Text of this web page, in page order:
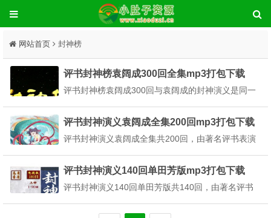
网站首页 封神榜
评书封神榜袁阔成300回全集mp3打包下载
评书封神榜袁阔成300回与袁阔成的封神演义是同一
回全集mp3打包下载。评书青帮三大亨讲述的是姜子
牙辅助周武王推翻商纣王暴虐通知及分封天庭八部三
百六十五位正神的故事。姜子牙一上昆仑山时元始天
尊...
评书封神演义袁阔成全集200回mp3打包下载
评书封神演义袁阔成全集共200回，由著名评书表演
情姜子牙出山，姜子牙辅佐周武王讨伐商纣王建立周
朝后斩将封神的故事，本站提供评书封神演义袁阔成
全集200回mp3打包下载。袁阔成先生以其深厚的功
力录...
评书封神演义140回单田芳版mp3打包下载
评书封神演义140回单田芳版共140回，由著名评书
版以姜子牙辅佐周文王、周武王讨伐商纣的历史为背